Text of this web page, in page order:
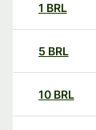
1 BRL
5 BRL
10 BRL